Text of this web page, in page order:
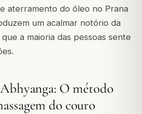
aterramento do óleo no Prana
um acalmar notório da
a maioria das pessoas sente
O método
do couro